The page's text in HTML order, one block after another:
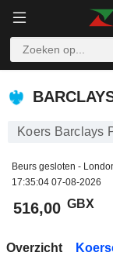
BARCLAYS
Koers Barclays
Beurs gesloten -
17:35:04 07-08-2026
516,00 GBX
Overzicht